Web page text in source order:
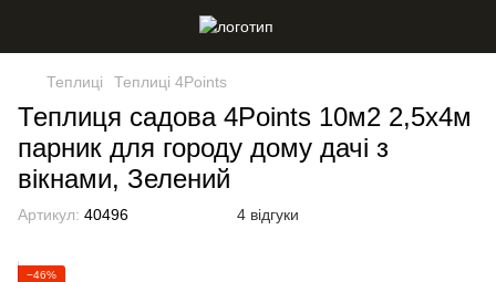
Теплиці Теплиці 4Points
Теплиця садова 4Points 10м2 2,5х4м
парник для городу дому дачі з
вікнами, Зелений
Артикул: 40496 4 відгуки
−46%